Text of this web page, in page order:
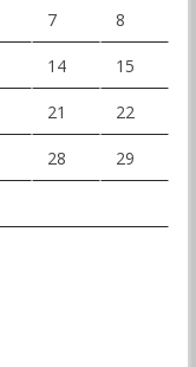
7 8
14 15
21 22
28 29